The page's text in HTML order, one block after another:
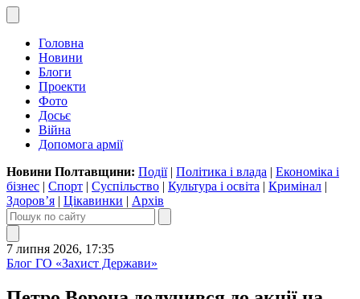
Головна
Новини
Блоги
Проекти
Фото
Досьє
Війна
Допомога армії
Новини Полтавщини: Події| Політика і влада | Економіка і
бізнес | Спорт | Суспільство | Культура і освіта | Кримінал |
Здоров’я | Цікавинки | Архів
7 липня 2026, 17:35
Блог ГО «Захист Держави»